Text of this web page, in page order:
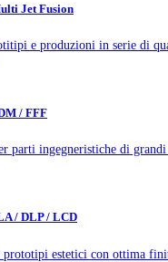
Jet Fusion
e produzioni in serie di
/ FFF
parti ingegneristiche di
/ DLP / LCD
prototipi estetici con ottima